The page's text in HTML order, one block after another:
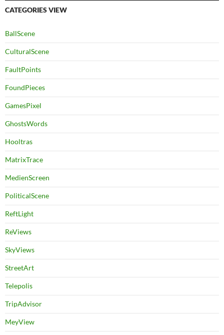
CATEGORIES VIEW
BallScene
CulturalScene
FaultPoints
FoundPieces
GamesPixel
GhostsWords
Hooltras
MatrixTrace
MedienScreen
PoliticalScene
ReftLight
ReViews
SkyViews
StreetArt
Telepolis
TripAdvisor
MeyView